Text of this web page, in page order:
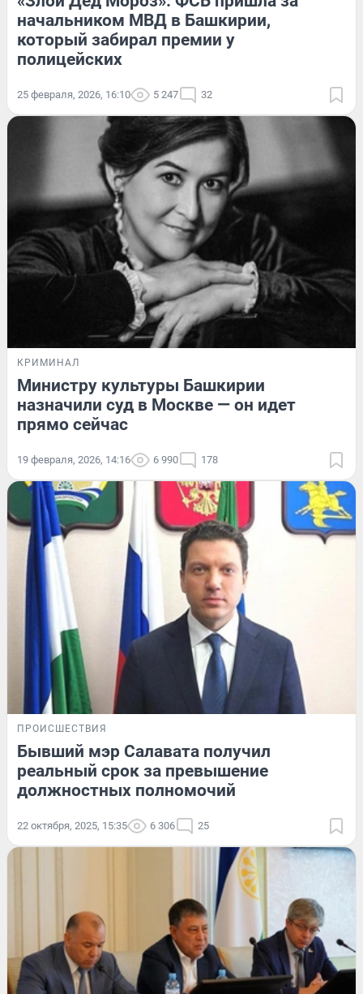
начальником МВД в Башкирии,
который забирал премии у
полицейских
25 февраля, 2026, 16:10 5 247 32
КРИМИНАЛ
Министру культуры Башкирии
назначили суд в Москве — он идет
прямо сейчас
19 февраля, 2026, 14:16 6 990 178
ПРОИСШЕСТВИЯ
Бывший мэр Салавата получил
реальный срок за превышение
должностных полномочий
22 октября, 2025, 15:35 6 306 25